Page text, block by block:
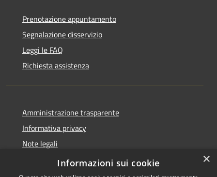
Prenotazione appuntamento
Segnalazione disservizio
Leggi le FAQ
Richiesta assistenza
Amministrazione trasparente
Informativa privacy
Note legali
Dichiarazione di accessibilità
×
Informazioni sui cookie